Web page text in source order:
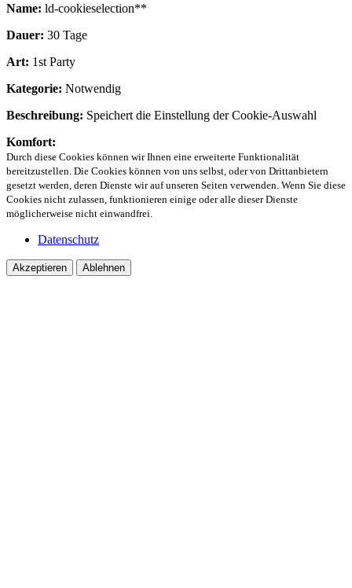
Name: ld-cookieselection**
Dauer: 30 Tage
Art: 1st Party
Kategorie: Notwendig
Beschreibung: Speichert die Einstellung der Cookie-Auswahl
Komfort:
Durch diese Cookies können wir Ihnen eine erweiterte Funktionalität
bereitzustellen. Die Cookies können von uns selbst, oder von Drittanbietern
gesetzt werden, deren Dienste wir auf unseren Seiten verwenden. Wenn Sie diese
Cookies nicht zulassen, funktionieren einige oder alle dieser Dienste
möglicherweise nicht einwandfrei.
Datenschutz
Akzeptieren Ablehnen